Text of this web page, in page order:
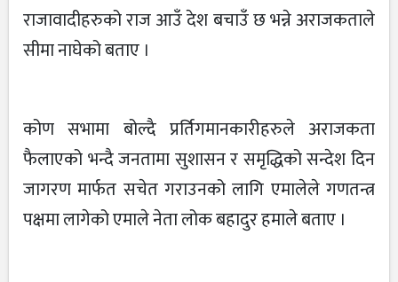
राजावादीहरुको राज आउँ देश बचाउँ छ भन्ने अराजकताले
सीमा नाघेको बताए ।
कोण सभामा बोल्दै प्रर्तिगमानकारीहरुले अराजकता
फैलाएको भन्दै जनतामा सुशासन र समृद्धिको सन्देश दिन
जागरण मार्फत सचेत गराउनको लागि एमालेले गणतन्त्र
पक्षमा लागेको एमाले नेता लोक बहादुर हमाले बताए ।